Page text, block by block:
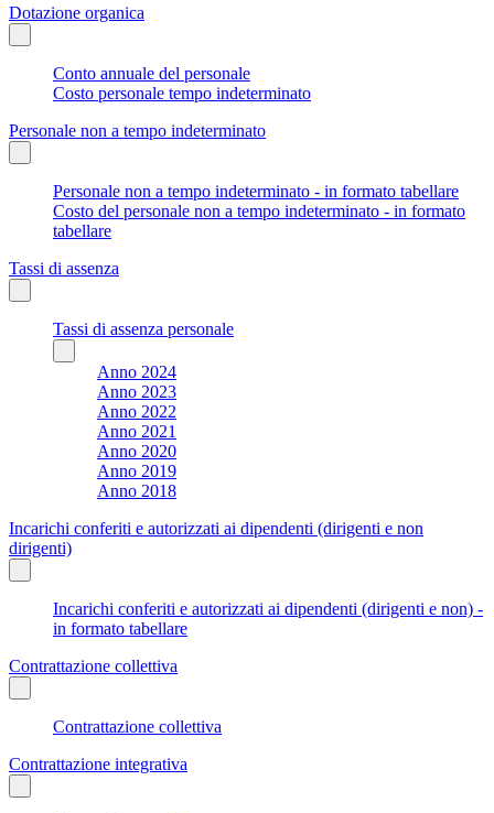
Dotazione organica
Conto annuale del personale
Costo personale tempo indeterminato
Personale non a tempo indeterminato
Personale non a tempo indeterminato - in formato tabellare
Costo del personale non a tempo indeterminato - in formato
tabellare
Tassi di assenza
Tassi di assenza personale
Anno 2024
Anno 2023
Anno 2022
Anno 2021
Anno 2020
Anno 2019
Anno 2018
Incarichi conferiti e autorizzati ai dipendenti (dirigenti e non
dirigenti)
Incarichi conferiti e autorizzati ai dipendenti (dirigenti e non) -
in formato tabellare
Contrattazione collettiva
Contrattazione collettiva
Contrattazione integrativa